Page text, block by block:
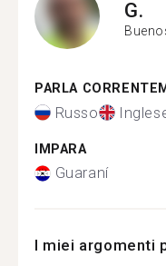
G.
PARLA
Russo
IMPARA
Guaraní
I miei argomenti